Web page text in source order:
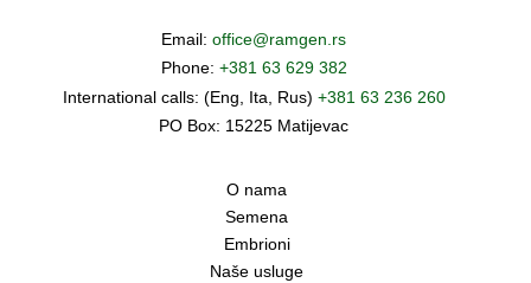
Email: office@ramgen.rs
Phone: +381 63 629 382
International calls: (Eng, Ita, Rus) +381 63 236 260
PO Box: 15225 Matijevac
O nama
Semena
Embrioni
Naše usluge